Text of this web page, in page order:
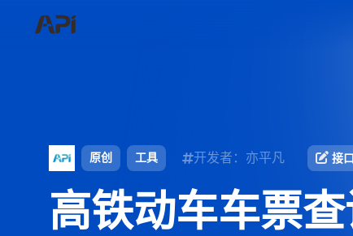
原创 工具 开发者：亦平凡 接
高铁动车车票